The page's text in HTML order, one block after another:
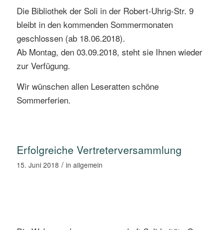
Die Bibliothek der Soli in der Robert-Uhrig-Str. 9
bleibt in den kommenden Sommermonaten
geschlossen (ab 18.06.2018).
Ab Montag, den 03.09.2018, steht sie Ihnen wieder
zur Verfügung.
Wir wünschen allen Leseratten schöne
Sommerferien.
Erfolgreiche Vertreterversammlung
15. Juni 2018 / in allgemein